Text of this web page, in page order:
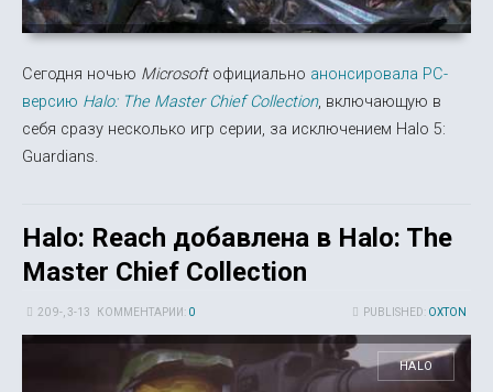
Сегодня ночью Microsoft официально анонсировала PC-
версию Halo: The Master Chief Collection, включающую в
себя сразу несколько игр серии, за исключением Halo 5:
Guardians.
Halo: Reach добавлена в Halo: The
Master Chief Collection
PUBLISHED: OXTON
20 9-, 3-13 КОММЕНТАРИИ: 0
HALO